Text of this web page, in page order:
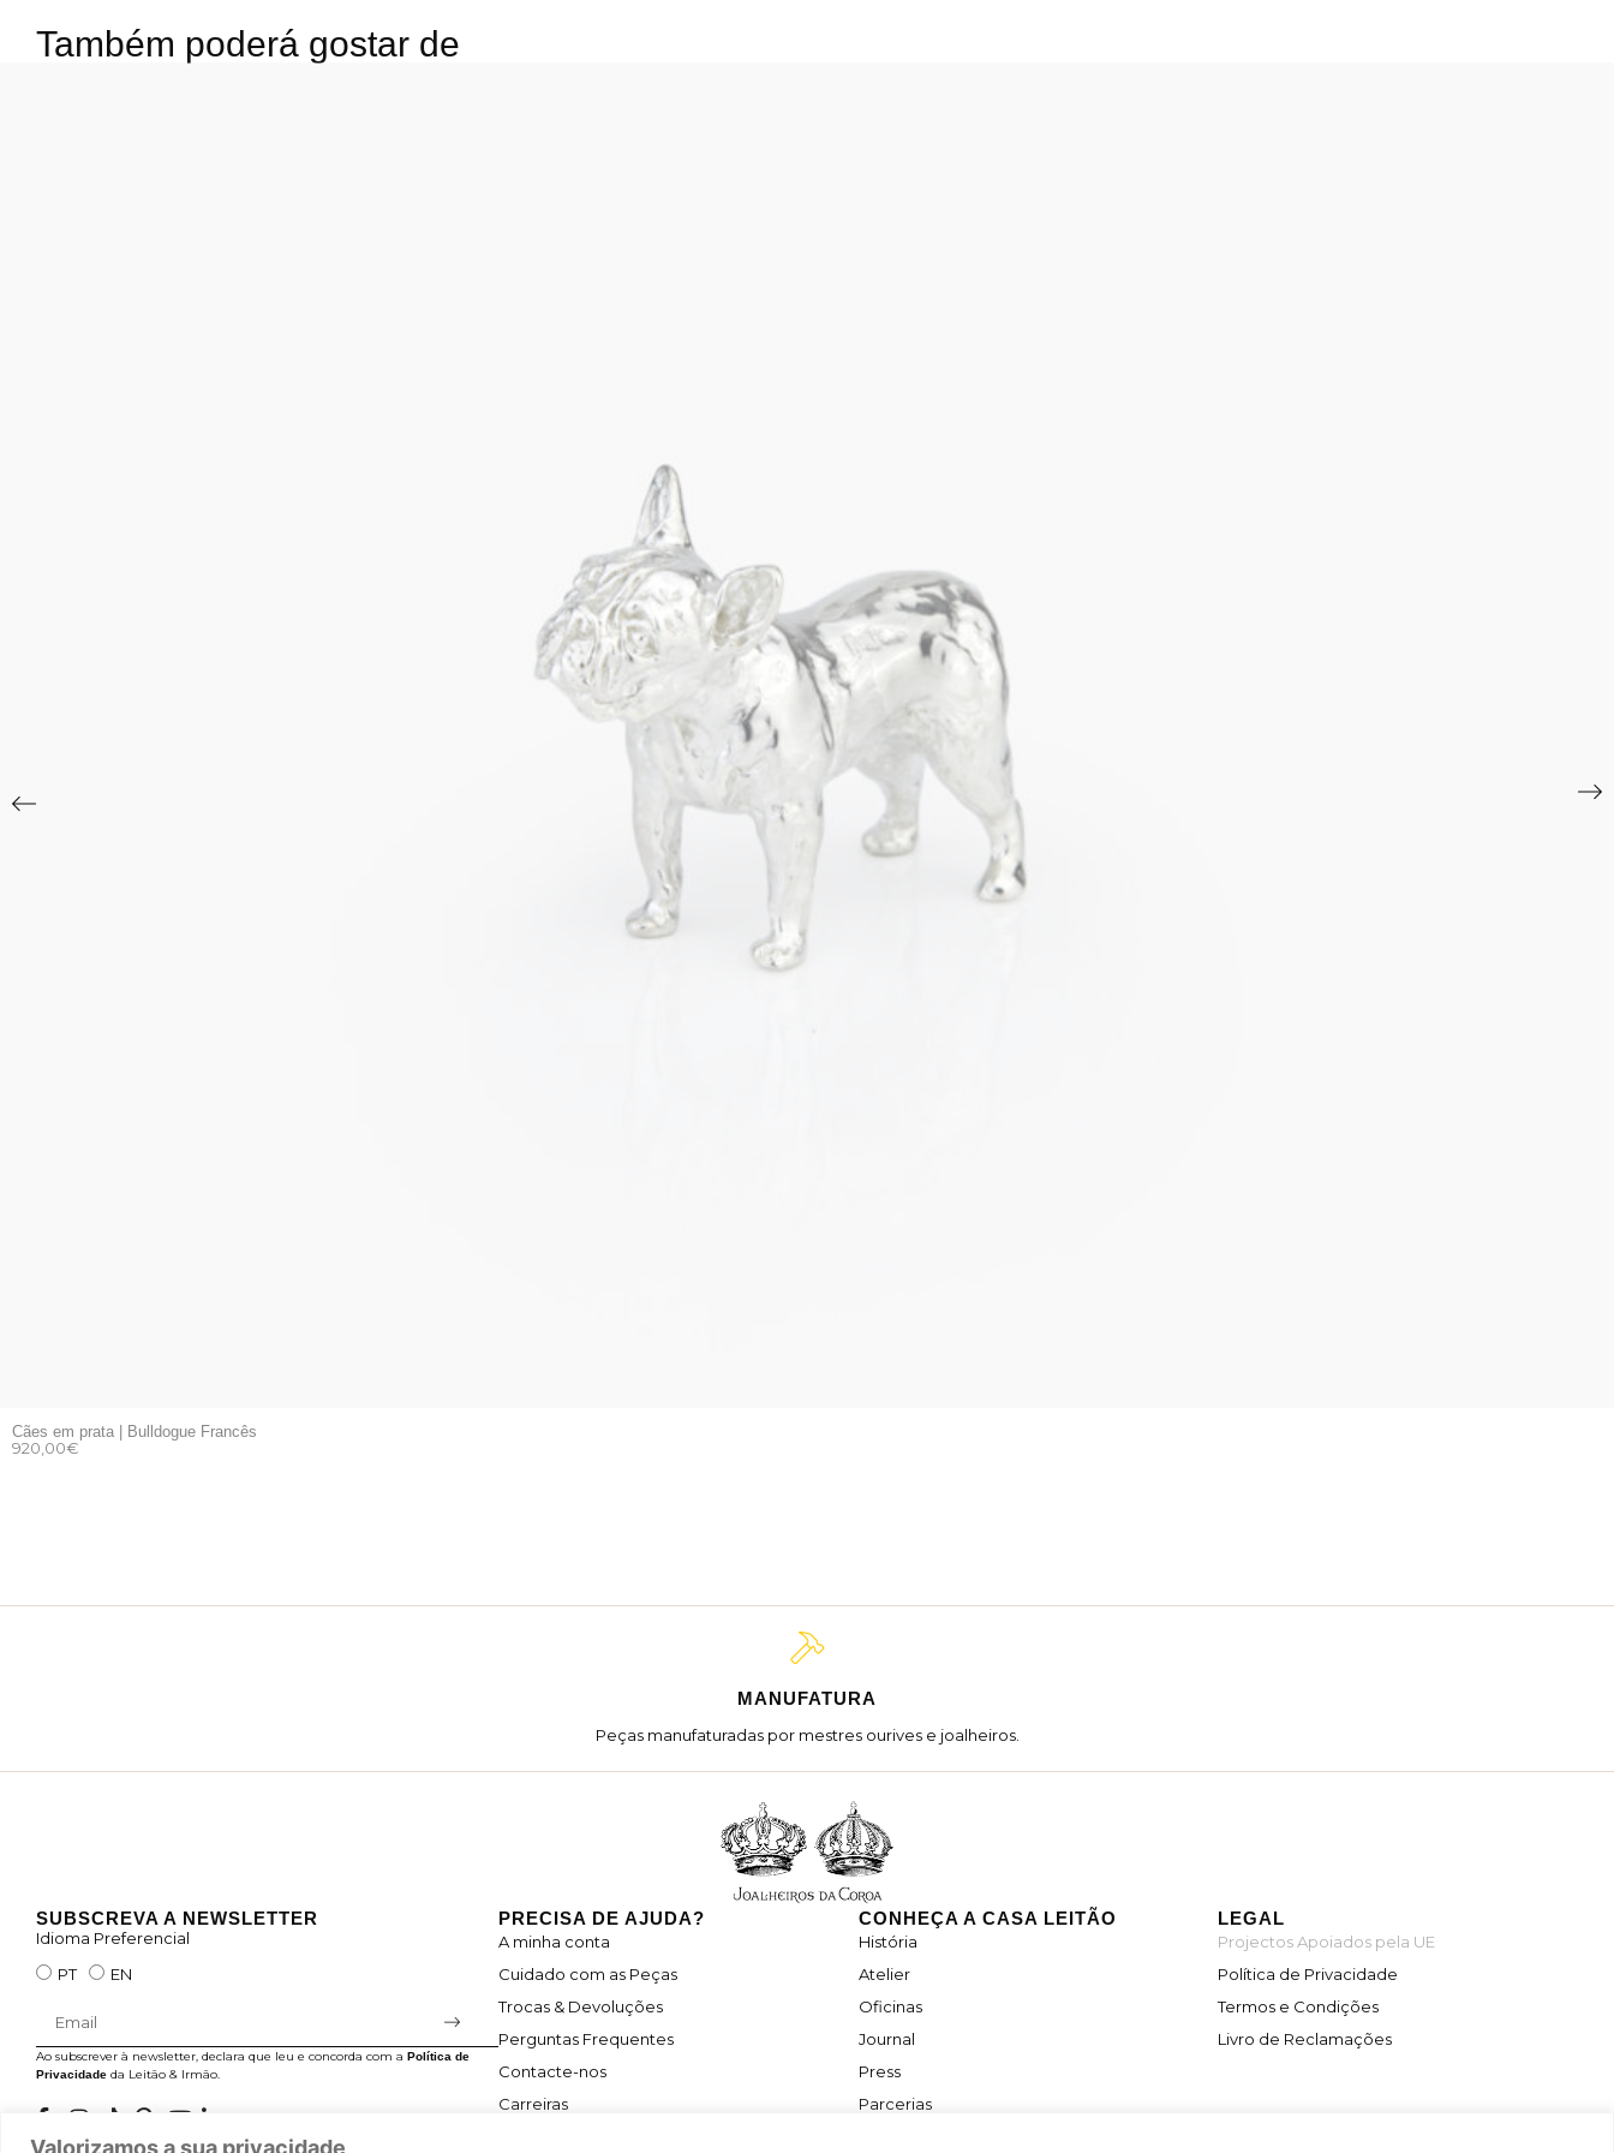
Valorizamos a sua privacidade
Também poderá gostar de
Cães em prata | Bulldogue Francês
920,00€
MANUFATURA
Peças manufaturadas por mestres ourives e joalheiros.
SUBSCREVA A NEWSLETTER
Idioma Preferencial
PT
EN
Ao subscrever à newsletter, declara que leu e concorda com a Política de
Privacidade da Leitão & Irmão.
PRECISA DE AJUDA?
A minha conta
Cuidado com as Peças
Trocas & Devoluções
Perguntas Frequentes
Contacte-nos
Carreiras
CONHEÇA A CASA LEITÃO
História
Atelier
Oficinas
Journal
Press
Parcerias
LEGAL
Projectos Apoiados pela UE
Política de Privacidade
Termos e Condições
Livro de Reclamações